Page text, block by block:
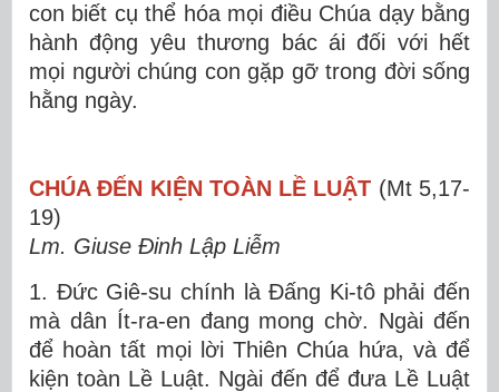
con biết cụ thể hóa mọi điều Chúa dạy bằng
hành động yêu thương bác ái đối với hết
mọi người chúng con gặp gỡ trong đời sống
hằng ngày.
CHÚA ĐẾN KIỆN TOÀN LỀ LUẬT (Mt 5,17-
19)
Lm. Giuse Đinh Lập Liễm
1. Đức Giê-su chính là Đấng Ki-tô phải đến
mà dân Ít-ra-en đang mong chờ. Ngài đến
để hoàn tất mọi lời Thiên Chúa hứa, và để
kiện toàn Lề Luật. Ngài đến để đưa Lề Luật